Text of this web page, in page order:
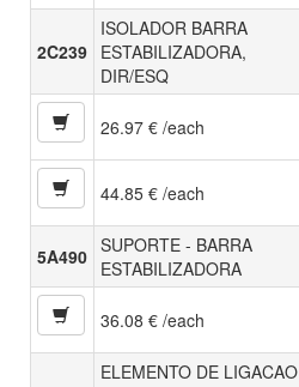
2C239
ISOLADOR BARRA
ESTABILIZADORA,
DIR/ESQ
26.97 € /each
44.85 € /each
5A490 SUPORTE - BARRA
ESTABILIZADORA
36.08 € /each
ELEMENTO DE LIGACAO